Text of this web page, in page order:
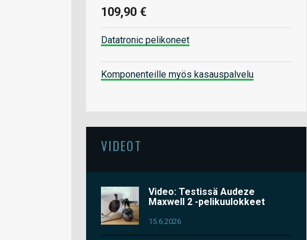
109,90 €
Datatronic pelikoneet
Komponenteille myös kasauspalvelu
VIDEOT
Video: Testissä Audeze
Maxwell 2 -pelikuulokkeet
15.6.2026